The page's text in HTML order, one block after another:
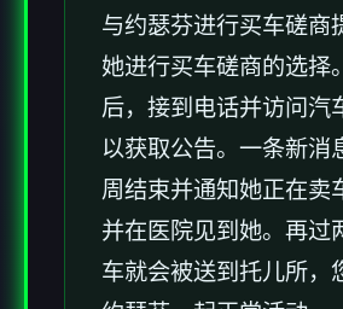
与约瑟芬进行买车磋商
她进行买车磋商的选择
后，接到电话并访问汽
以获取公告。一条新消
周结束并通知她正在卖
并在医院见到她。再过
车就会被送到托儿所，